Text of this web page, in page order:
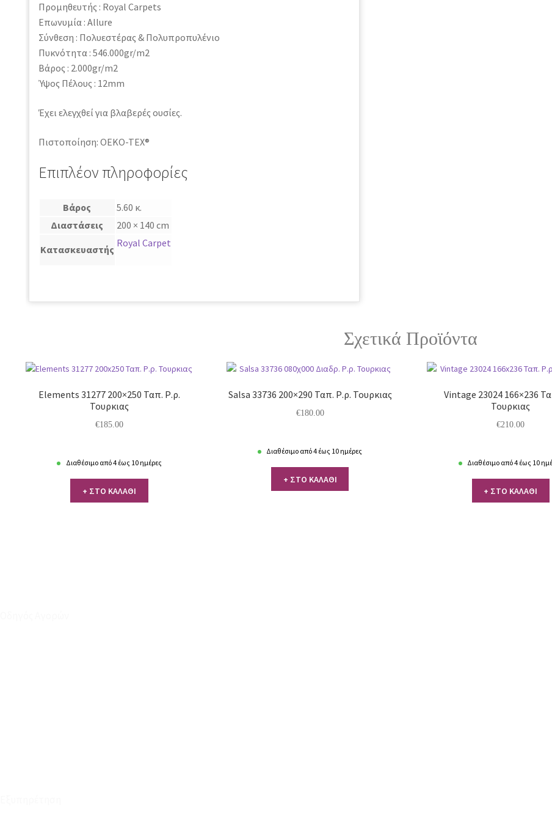
Προμηθευτής : Royal Carpets
Επωνυμία : Allure
Σύνθεση : Πολυεστέρας & Πολυπροπυλένιο
Πυκνότητα : 546.000gr/m2
Βάρος : 2.000gr/m2
Ύψος Πέλους : 12mm
Έχει ελεγχθεί για βλαβερές ουσίες.
Πιστοποίηση: OEKO-TEX®
Επιπλέον πληροφορίες
Βάρος
5.60 κ.
Διαστάσεις
200 × 140 cm
Κατασκευαστής
Royal Carpet
Σχετικά Προϊόντα
Elements 31277 200×250 Ταπ. Ρ.ρ.
Τουρκιας
€185.00
Διαθέσιμο από 4 έως 10 ημέρες
+ ΣΤΟ ΚΑΛΑΘΙ
Salsa 33736 200×290 Ταπ. Ρ.ρ. Τουρκιας
€180.00
Διαθέσιμο από 4 έως 10 ημέρες
+ ΣΤΟ ΚΑΛΑΘΙ
Vintage 23024 166×236
Τουρκιας
€210.00
Διαθέσιμο από 4 έως 10
+ ΣΤΟ ΚΑΛΑΘΙ